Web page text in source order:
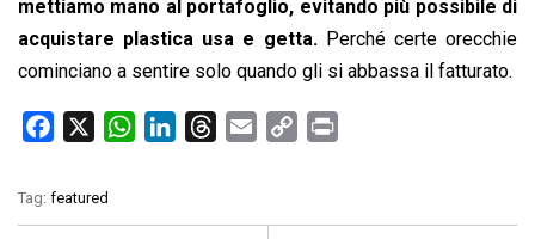
mettiamo mano al portafoglio, evitando più possibile di
acquistare plastica usa e getta. Perché certe orecchie
cominciano a sentire solo quando gli si abbassa il fatturato.
c
W
Tag: featured